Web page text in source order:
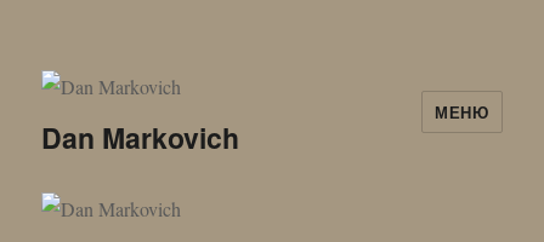
Dan Markovich
МЕНЮ